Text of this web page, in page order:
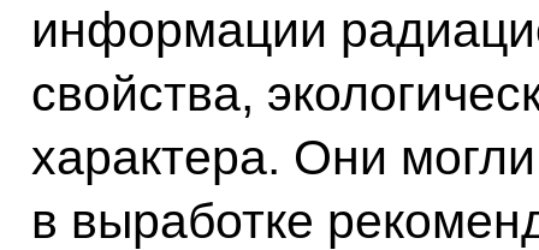
информации
свойства,
характера. Они
в выработке